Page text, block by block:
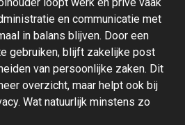
en communicatie met
in balans blijven. Door een
gebruiken, blijft zakelijke post
van persoonlijke zaken. Dit
overzicht, maar helpt ook bij
Wat natuurlijk minstens zo